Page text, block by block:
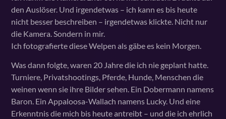
den Auslöser. Und irgendetwas – ich kann es bis heute
nicht besser beschreiben – irgendetwas klickte. Nicht nur
die Kamera. Sondern in mir.
Ich fotografierte diese Welpen als gäbe es kein Morgen.
Was dann folgte, waren 20 Jahre die ich nie geplant hatte.
Turniere, Privatshootings, Pferde, Hunde, Menschen die
weinen wenn sie ihre Bilder sehen. Ein Dobermann namens
Baron. Ein Appaloosa-Wallach namens Lucky. Und eine
Erkenntnis die mich bis heute antreibt – und die ich ehrlich